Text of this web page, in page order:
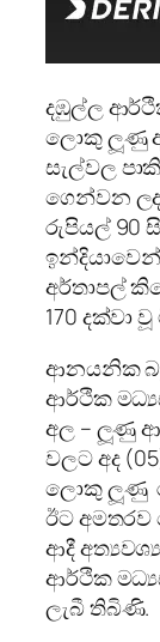
දඹුල්ල
ලොකු ලූණු
සැල්වල
ගෙන්වන
රුපියල් 90
අර්තාපල්
170 දක්වා
ආනයනික
ආර්ථික
අල – ලූණු
වලට අද
ලොකු ලූණු
ඊට
ආදී
ආර්ථික
ලැබී තිබිණි.